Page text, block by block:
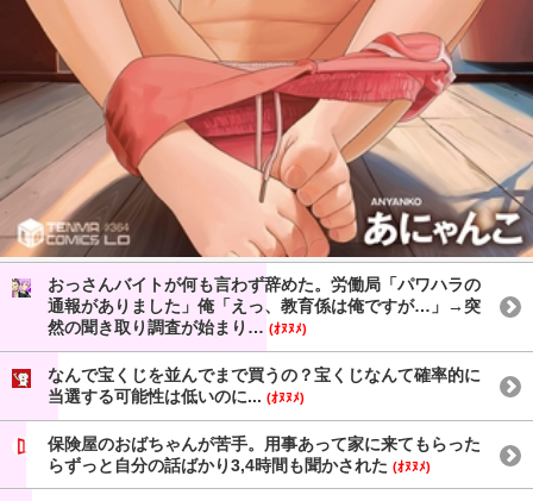
おっさんバイトが何も言わず辞めた。労働局「パワハラの
通報がありました」俺「えっ、教育係は俺ですが…」→突
然の聞き取り調査が始まり… (ｵﾇﾇﾒ)
なんで宝くじを並んでまで買うの？宝くじなんて確率的に
当選する可能性は低いのに... (ｵﾇﾇﾒ)
保険屋のおばちゃんが苦手。用事あって家に来てもらった
らずっと自分の話ばかり3,4時間も聞かされた (ｵﾇﾇﾒ)